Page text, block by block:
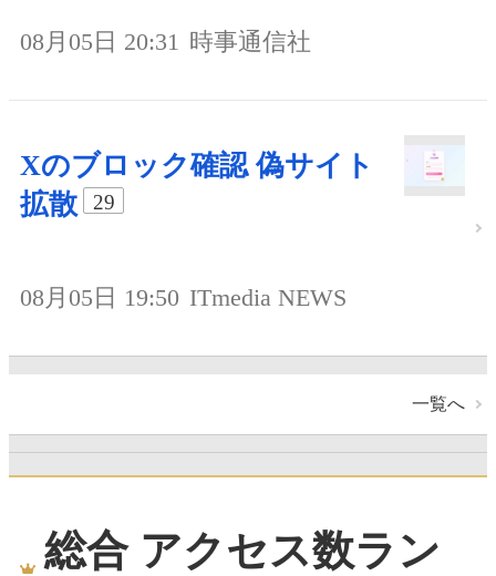
08月05日 20:31 時事通信社
Xのブロック確認 偽サイト
拡散
29
08月05日 19:50 ITmedia NEWS
一覧へ
総合 アクセス数ラン